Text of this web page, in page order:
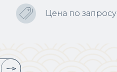
Цена по запросу